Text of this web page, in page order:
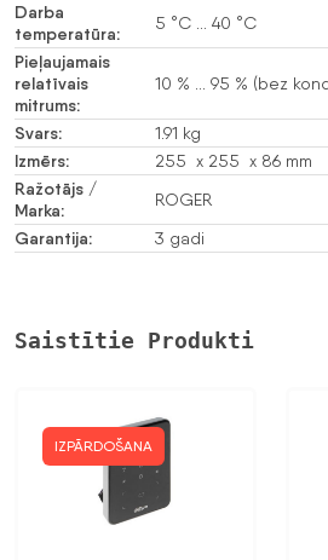
Darba
temperatūra:
5 °C … 40 °C
Pieļaujamais
relatīvais
mitrums:
10 % … 95 % (bez
Svars: 1.91 kg
Izmērs: 255 x 255 x 86 mm
Ražotājs /
Marka:
ROGER
Garantija: 3 gadi
Saistītie Produkti
IZPĀRDOŠANA